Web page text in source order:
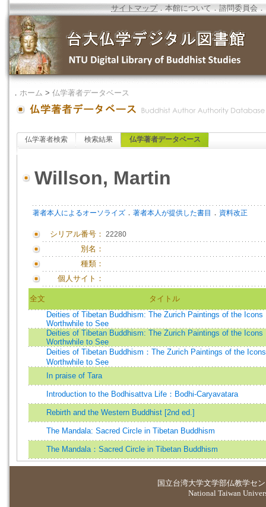
サイトマップ．本館について ．諮問委員会 ．
． ホーム > 仏学著者データベース
仏学著者検索 検索結果 仏学著者データベース
Willson, Martin
著者本人によるオーソライズ ． 著者本人が提供した書目 ． 資料改正
シリアル番号： 22280
別名：
種類：
個人サイト：
全文
タイトル
Deities of Tibetan Buddhism: The Zurich Paintings of the Icons
Worthwhile to See
Deities of Tibetan Buddhism: The Zurich Paintings of the Icons
Worthwhile to See
Deities of Tibetan Buddhism：The Zurich Paintings of the Icons
Worthwhile to See
In praise of Tara
Introduction to the Bodhisattva Life：Bodhi-Caryavatara
Rebirth and the Western Buddhist [2nd ed.]
The Mandala: Sacred Circle in Tibetan Buddhism
The Mandala：Sacred Circle in Tibetan Buddhism
国立台湾大学文学部仏教学セ
National Taiwan